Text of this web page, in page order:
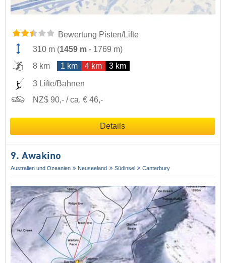
Bewertung Pisten/Lifte
310 m (1459 m - 1769 m)
8 km
1 km 4 km 3 km
3 Lifte/Bahnen
NZ$ 90,- / ca. € 46,-
Details
9. Awakino
Australien und Ozeanien Neuseeland Südinsel Canterbury